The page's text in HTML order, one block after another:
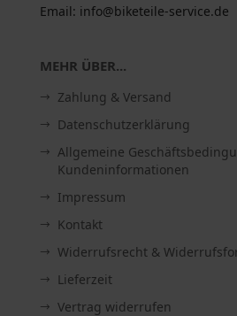
Email: info@biketeile-service.de
MEHR ÜBER...
Zahlung & Versand
Datenschutzerklärung
Allgemeine
Kundeninformationen
Impressum
Kontakt
Widerrufsrecht &
Lieferzeit
Vertrag widerrufen